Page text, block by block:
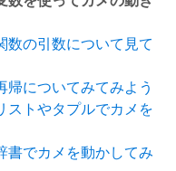
数の引数について見て
帰についてみてみよう
ストやタプルでカメを
書でカメを動かしてみ